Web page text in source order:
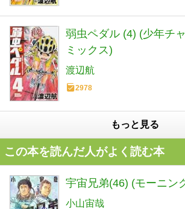
弱虫ペダル (4) (少年チ
ミックス)
渡辺航
2978
もっと見る
この本を読んだ人がよく読む本
宇宙兄弟(46) (モーニン
小山宙哉